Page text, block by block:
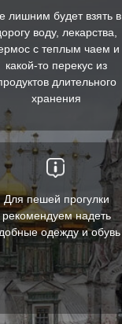
лишним будет взять в
воду, лекарства,
с теплым чаем и
какой-то перекус из
длительного
хранения
Для пешей прогулки
рекомендуем надеть
одежду и обувь